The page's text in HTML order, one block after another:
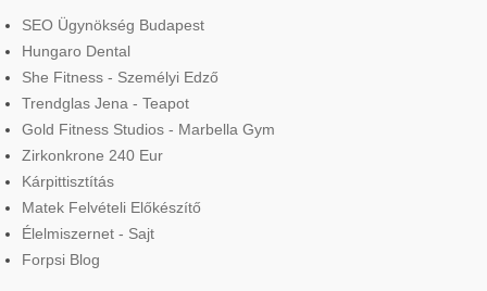
SEO Ügynökség Budapest
Hungaro Dental
She Fitness - Személyi Edző
Trendglas Jena - Teapot
Gold Fitness Studios - Marbella Gym
Zirkonkrone 240 Eur
Kárpittisztítás
Matek Felvételi Előkészítő
Élelmiszernet - Sajt
Forpsi Blog